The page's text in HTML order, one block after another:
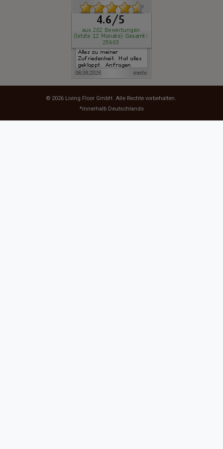
© 2026 Living Floor GmbH. Alle Rechte vorbehalten.
*innerhalb Deutschlands